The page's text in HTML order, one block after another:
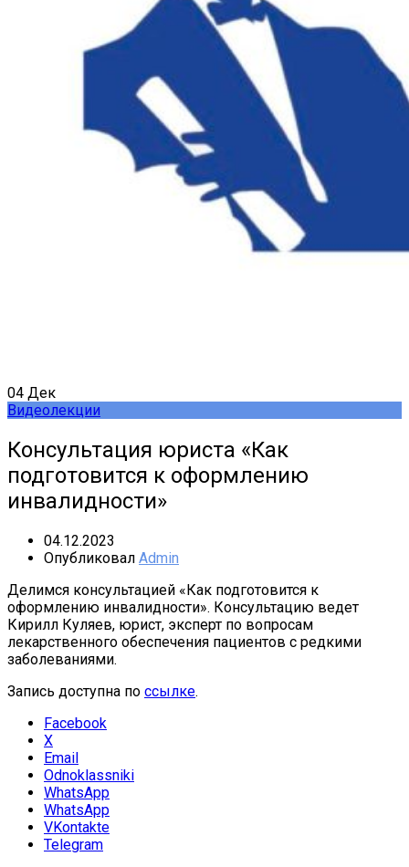
04 Дек
Видеолекции
Консультация юриста «Как
подготовится к оформлению
инвалидности»
04.12.2023
Опубликовал Admin
Делимся консультацией «Как подготовится к
оформлению инвалидности». Консультацию ведет
Кирилл Куляев, юрист, эксперт по вопросам
лекарственного обеспечения пациентов с редкими
заболеваниями.
Запись доступна по ссылке.
Facebook
X
Email
Odnoklassniki
WhatsApp
WhatsApp
VKontakte
Telegram